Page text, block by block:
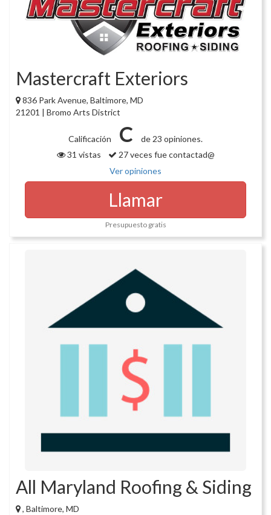
Mastercraft Exteriors
836 Park Avenue, Baltimore, MD
21201 | Bromo Arts District
Calificación C
de 23 opiniones.
31 vistas
27 veces fue contactad@
Ver opiniones
Llamar
Presupuesto gratis
All Maryland Roofing & Siding
, Baltimore, MD